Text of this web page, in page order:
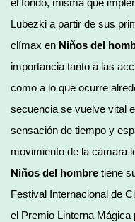
Lubezki a partir de sus
clímax en Niños del
importancia tanto a las
como a lo que ocurre
secuencia se vuelve vital
sensación de tiempo y
movimiento de la cámara
Niños del hombre tiene
Festival Internacional de
el Premio Linterna Mágica